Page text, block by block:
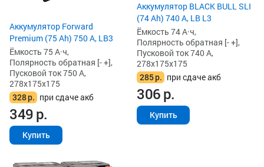
Аккумулятор Forward
Premium (75 Ah) 750 А, LB3
Ёмкость 75 А·ч,
Полярность обратная [- +],
Пусковой ток 750 А,
278x175x175
328р. при сдаче акб
349р.
Купить
Аккумулятор BLACK BULL SLI
(74 Ah) 740 А, LB L3
Ёмкость 74 А·ч,
Полярность обратная [- +],
Пусковой ток 740 А,
278x175x175
285р. при сдаче акб
306р.
Купить